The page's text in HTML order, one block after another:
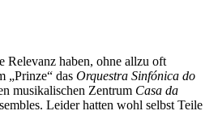
Relevanz haben, ohne allzu oft
„Prinze“ das Orquestra Sinfónica do
musikalischen Zentrum Casa da
Leider hatten wohl selbst Teile